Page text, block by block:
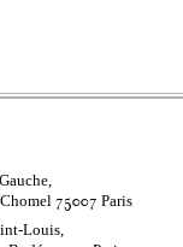
75007 Paris
Louis,